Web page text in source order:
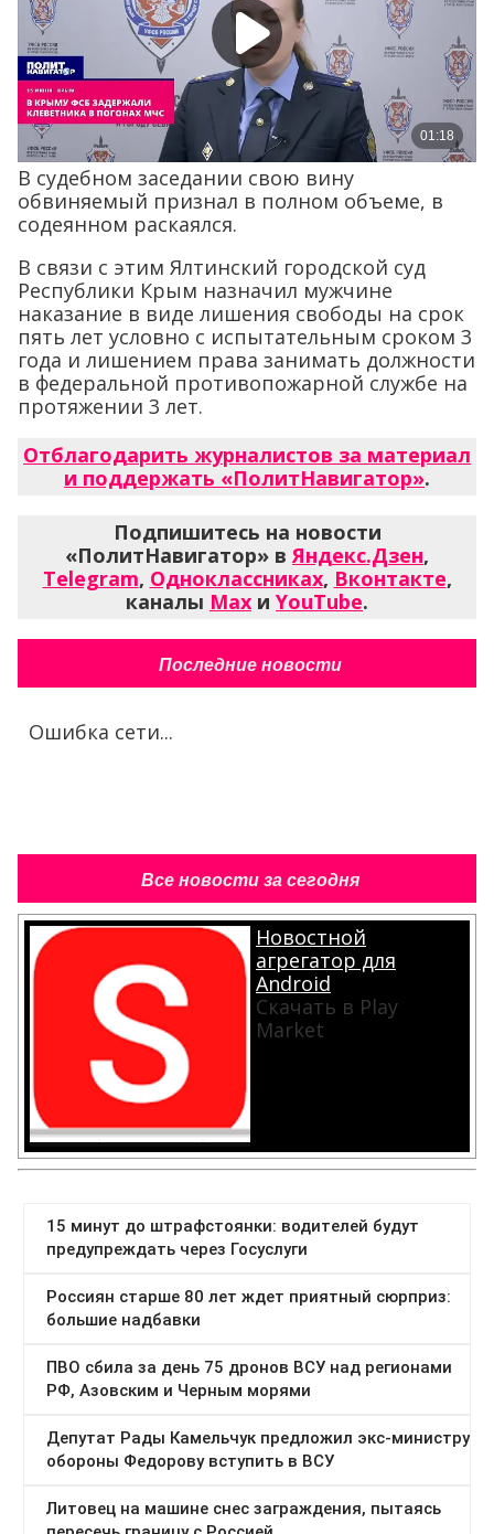
В судебном заседании свою вину
обвиняемый признал в полном объеме, в
содеянном раскаялся.
В связи с этим Ялтинский городской суд
Республики Крым назначил мужчине
наказание в виде лишения свободы на срок
пять лет условно с испытательным сроком 3
года и лишением права занимать должности
в федеральной противопожарной службе на
протяжении 3 лет.
Отблагодарить журналистов за материал
и поддержать «ПолитНавигатор».
Подпишитесь на новости
«ПолитНавигатор» вЯндекс.Дзен,
Telegram, Одноклассниках, Вконтакте,
каналы Max и YouTube.
Последние новости
Ошибка сети...
Все новости за сегодня
Новостной
агрегатор для
Android
Скачать в Play
Market